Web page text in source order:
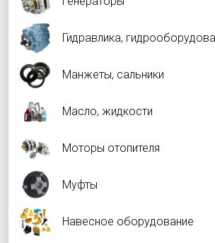
Гидравлика,
Манжеты, сальники
Масло, жидкости
Моторы отопителя
Муфты
Навесное оборудование